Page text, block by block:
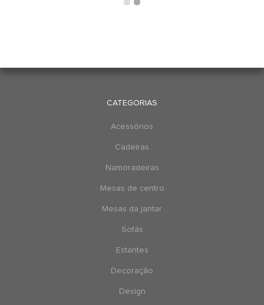
CATEGORIAS
Acessórios
Cadeiras
Namoradeiras
Mesas de centro
Mesas da jantar
Sofás
Estantes
Decoração
Design